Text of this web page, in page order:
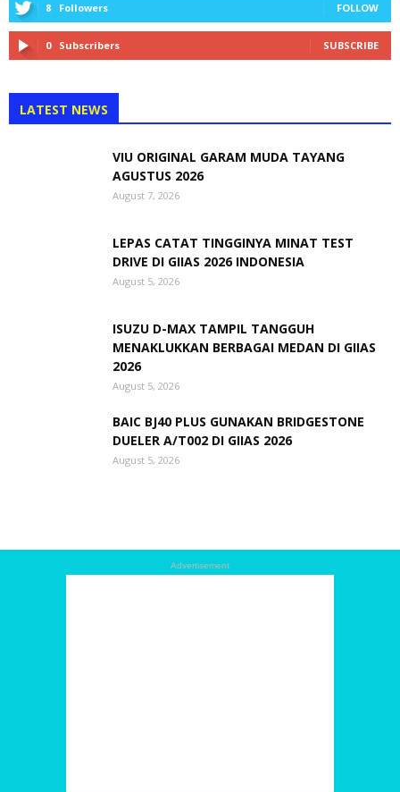
8 Followers FOLLOW
0 Subscribers SUBSCRIBE
LATEST NEWS
VIU ORIGINAL GARAM MUDA TAYANG
AGUSTUS 2026
August 7, 2026
LEPAS CATAT TINGGINYA MINAT TEST
DRIVE DI GIIAS 2026 INDONESIA
August 5, 2026
ISUZU D-MAX TAMPIL TANGGUH
MENAKLUKKAN BERBAGAI MEDAN DI GIIAS
2026
August 5, 2026
BAIC BJ40 PLUS GUNAKAN BRIDGESTONE
DUELER A/T002 DI GIIAS 2026
August 5, 2026
Advertisement